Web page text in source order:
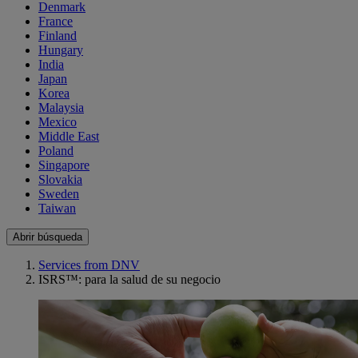
Denmark
France
Finland
Hungary
India
Japan
Korea
Malaysia
Mexico
Middle East
Poland
Singapore
Slovakia
Sweden
Taiwan
Abrir búsqueda
Services from DNV
ISRS™: para la salud de su negocio